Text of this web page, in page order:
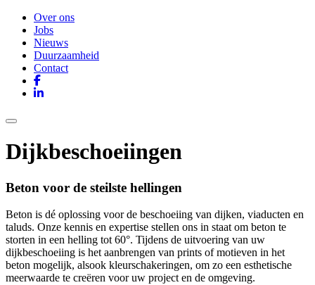
Over ons
Jobs
Nieuws
Duurzaamheid
Contact
Dijkbeschoeiingen
Beton voor de steilste hellingen
Beton is dé oplossing voor de beschoeiing van dijken, viaducten en
taluds. Onze kennis en expertise stellen ons in staat om beton te
storten in een helling tot 60°. Tijdens de uitvoering van uw
dijkbeschoeiing is het aanbrengen van prints of motieven in het
beton mogelijk, alsook kleurschakeringen, om zo een esthetische
meerwaarde te creëren voor uw project en de omgeving.